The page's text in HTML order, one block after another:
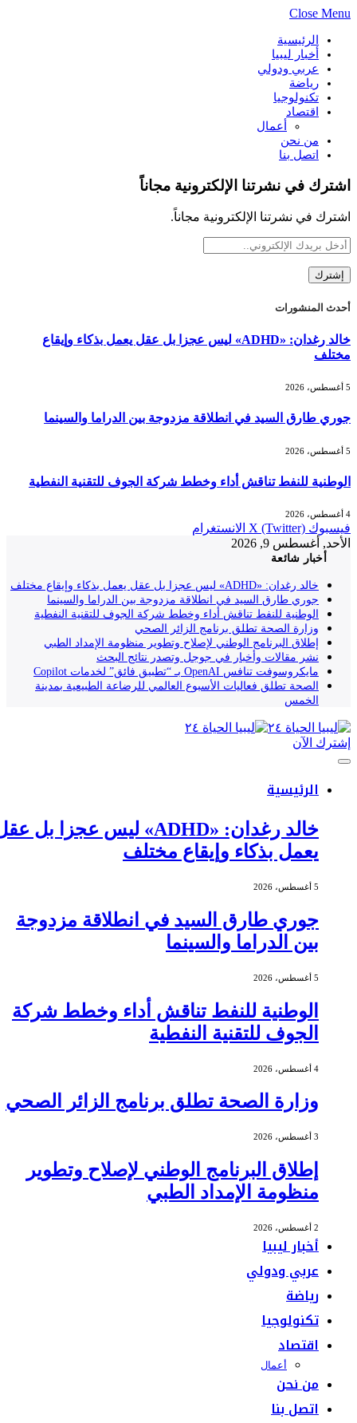
Close Menu
الرئيسية
أخبار ليبيا
عربي ودولي
رياضة
تكنولوجيا
اقتصاد
أعمال
من نحن
اتصل بنا
اشترك في نشرتنا الإلكترونية مجاناً
اشترك في نشرتنا الإلكترونية مجاناً.
أحدث المنشورات
خالد رغدان: «ADHD» ليس عجزا بل عقل يعمل بذكاء وإيقاع
مختلف
جوري طارق السيد في انطلاقة مزدوجة بين الدراما والسينما
الوطنية للنفط تناقش أداء وخطط شركة الجوف للتقنية النفطية
فيسبوك X (Twitter) الانستغرام
الأحد, أغسطس 9, 2026
أخبار شائعة
خالد رغدان: «ADHD» ليس عجزا بل عقل يعمل بذكاء وإيقاع مختلف
جوري طارق السيد في انطلاقة مزدوجة بين الدراما والسينما
الوطنية للنفط تناقش أداء وخطط شركة الجوف للتقنية النفطية
وزارة الصحة تطلق برنامج الزائر الصحي
إطلاق البرنامج الوطني لإصلاح وتطوير منظومة الإمداد الطبي
نشر مقالات وأخبار في جوجل وتصدر نتائج البحث
مايكروسوفت تنافس OpenAI بـ “تطبيق فائق” لخدمات Copilot
الصحة تطلق فعاليات الأسبوع العالمي للرضاعة الطبيعية بمدينة
الخمس
إشترك الآن
الرئيسية
خالد رغدان: «ADHD» ليس عجزا بل عقل
يعمل بذكاء وإيقاع مختلف
جوري طارق السيد في انطلاقة مزدوجة
بين الدراما والسينما
الوطنية للنفط تناقش أداء وخطط شركة
الجوف للتقنية النفطية
وزارة الصحة تطلق برنامج الزائر الصحي
إطلاق البرنامج الوطني لإصلاح وتطوير
منظومة الإمداد الطبي
أخبار ليبيا
عربي ودولي
رياضة
تكنولوجيا
اقتصاد
أعمال
من نحن
اتصل بنا